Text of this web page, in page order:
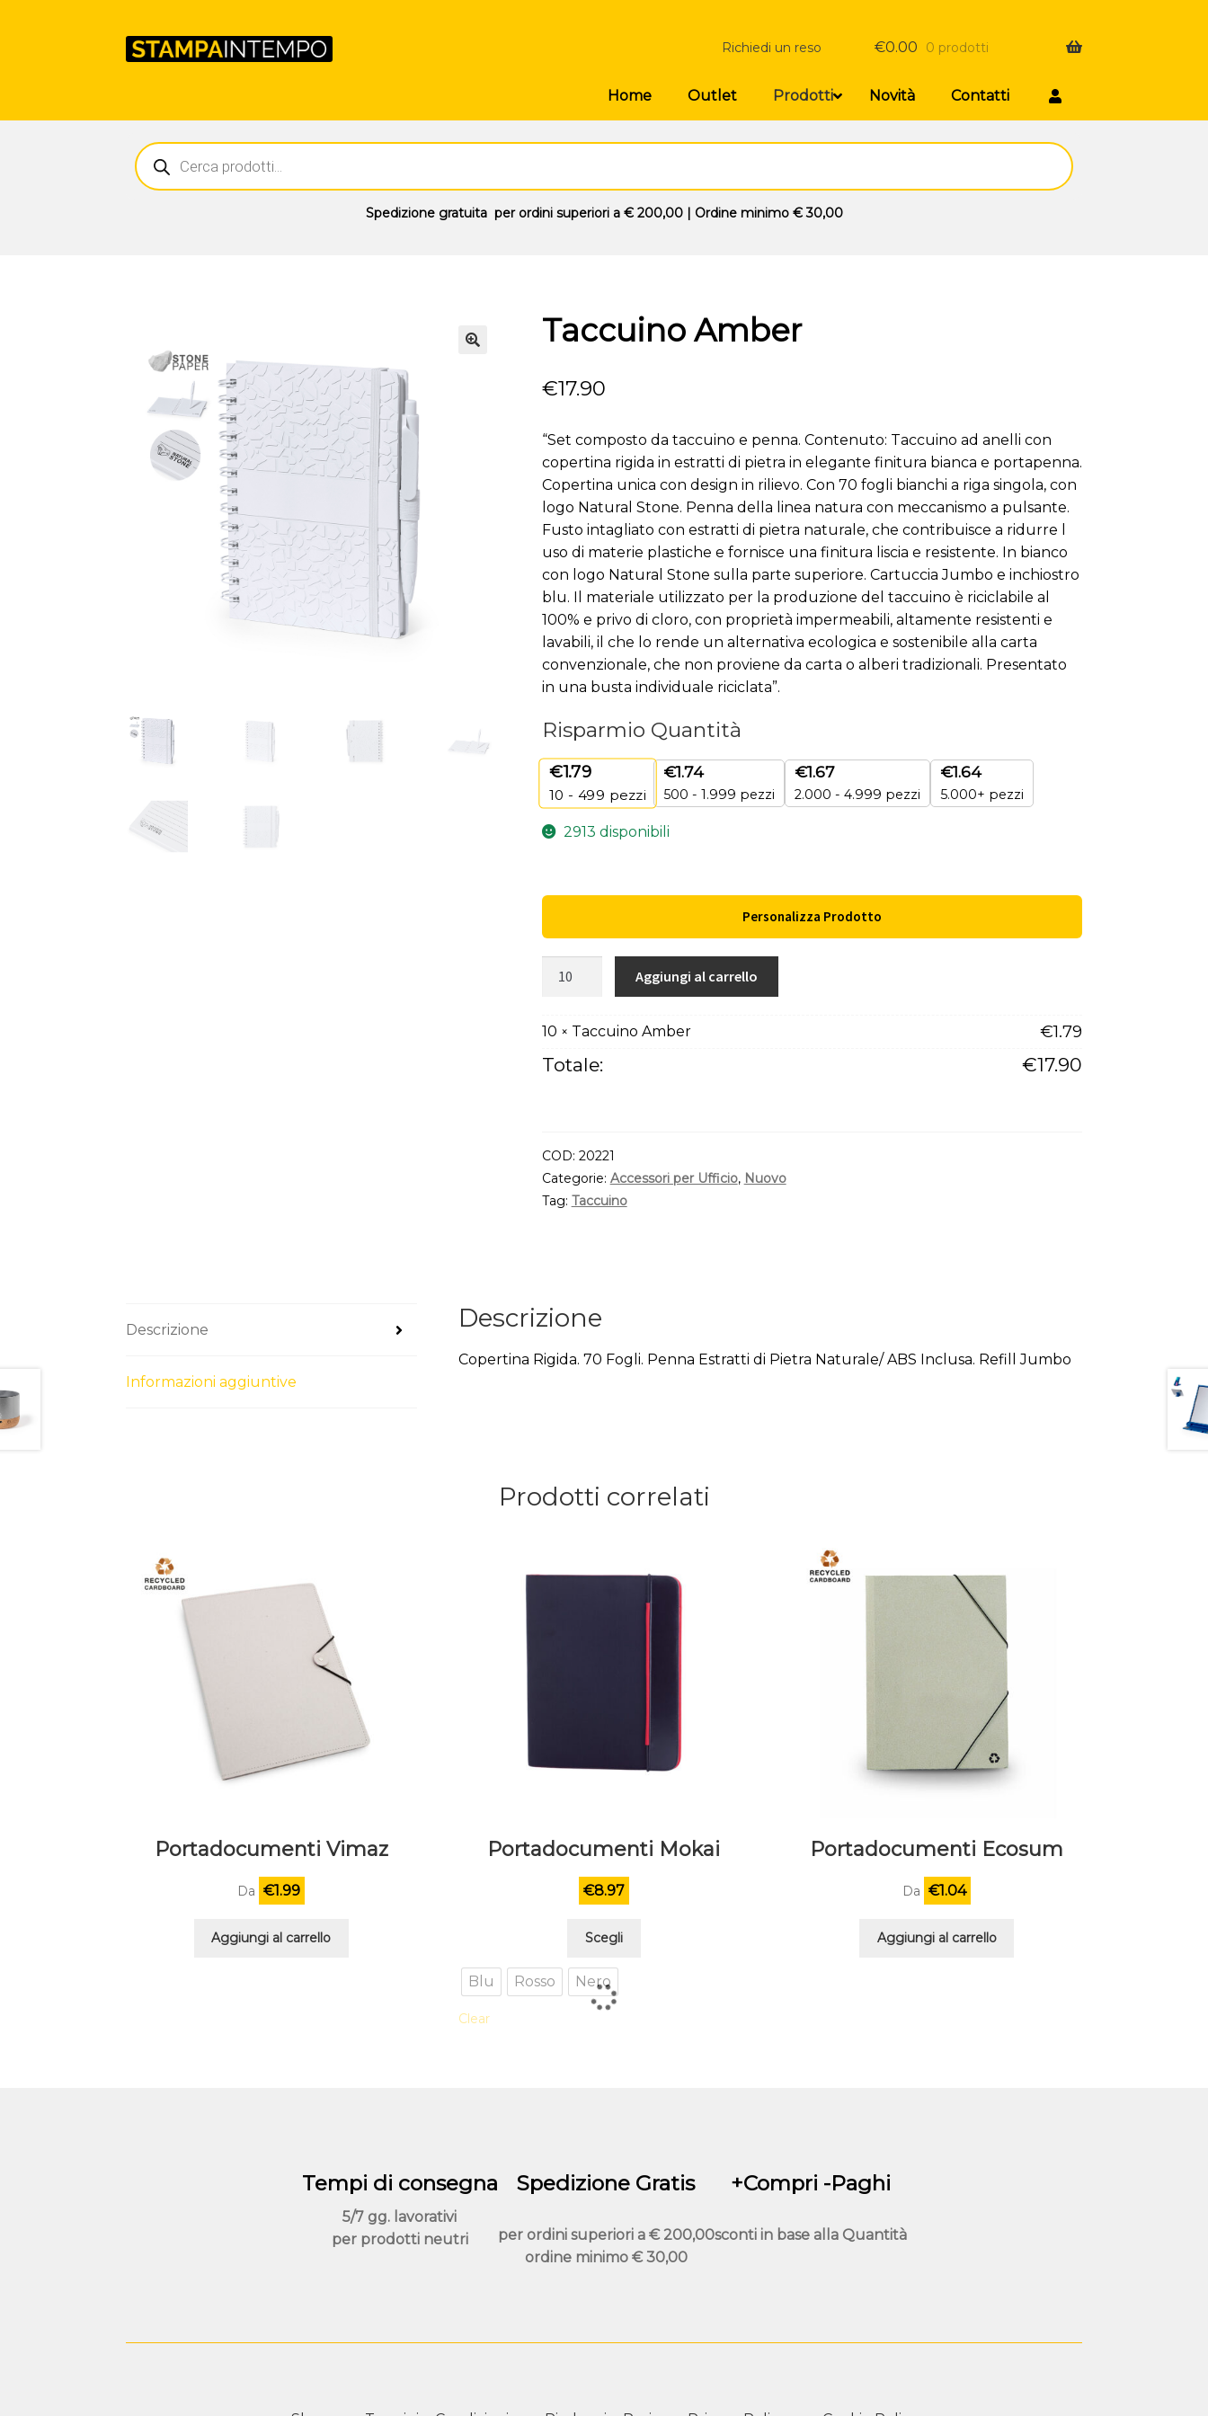
Richiedi un reso €0.00 0 prodotti
Home Outlet Prodotti Novità Contatti
Ricerca
prodotti
Spedizione gratuitaper ordini superiori a € 200,00| Ordine minimo € 30,00
Taccuino Amber
€17.90
“Set composto da taccuino e penna. Contenuto: Taccuino ad anelli con
copertina rigida in estratti di pietra in elegante finitura bianca e portapenna.
Copertina unica con design in rilievo. Con 70 fogli bianchi a riga singola, con
logo Natural Stone. Penna della linea natura con meccanismo a pulsante.
Fusto intagliato con estratti di pietra naturale, che contribuisce a ridurre l
uso di materie plastiche e fornisce una finitura liscia e resistente. In bianco
con logo Natural Stone sulla parte superiore. Cartuccia Jumbo e inchiostro
blu. Il materiale utilizzato per la produzione del taccuino è riciclabile al
100% e privo di cloro, con proprietà impermeabili, altamente resistenti e
lavabili, il che lo rende un alternativa ecologica e sostenibile alla carta
convenzionale, che non proviene da carta o alberi tradizionali. Presentato
in una busta individuale riciclata”.
Risparmio Quantità
€1.79
10 - 499 pezzi
€1.74
500 - 1.999 pezzi
€1.67
2.000 - 4.999 pezzi
€1.64
5.000+ pezzi
2913 disponibili
Personalizza Prodotto
Aggiungi al carrello
10 × Taccuino Amber €1.79
Totale: €17.90
COD: 20221
Categorie: Accessori per Ufficio, Nuovo
Tag: Taccuino
Descrizione
Informazioni aggiuntive
Descrizione
Copertina Rigida. 70 Fogli. Penna Estratti di Pietra Naturale/ ABS Inclusa. Refill Jumbo
Prodotti correlati
Portadocumenti Vimaz
Da €1.99
Aggiungi al carrello
Portadocumenti Mokai
€8.97
Scegli
pagina
Blu Rosso Nero
Clear
Portadocumenti Ecosum
Da €1.04
Aggiungi al carrello
Tempi di consegna
5/7 gg. lavorativi
per prodotti neutri
Spedizione Gratis
per ordini superiori a € 200,00
ordine minimo€ 30,00
+Compri -Paghi
sconti in base alla Quantità